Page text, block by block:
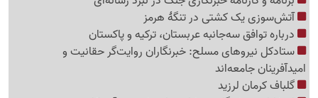
آتش‌سوزی یک کشتی در تنگهٔ هرمز
درباره توافق سه‌جانبه عربستان، ترکیه و پاکستان
ستادکل نیروهای مسلح: خبرنگاران روایت‌گر حقانیت و
امیدآفرینان جامعه‌اند
گلباف کرمان لرزید